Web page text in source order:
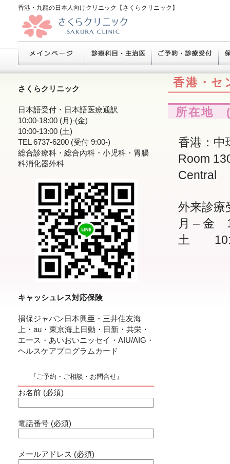
香港・九龍の日本人向けクリニック【さくらクリニック】
香港・セ
所在地 (
香港：中
Room
Central
外来診療
月 – 金
土
さくらクリニック
日本語受付・日本語医療通訳
10:00-18:00 (月)-(金)
10:00-13:00 (土)
TEL 6737-6200 (受付 9:00-)
総合診療科・総合內科・小児科・胃腸
科消化器外科
キャッシュレス対応保険
損保ジャパン日本興亜・三井住友海
上・au・東京海上日動・日新・共栄・
エース・あいおいニッセイ・AIU/AIG・
ヘルスケアプログラムカード
『ご予約・ご相談・お問合せ』
お名前 (必須)
電話番号 (必須)
メールアドレス (必須)